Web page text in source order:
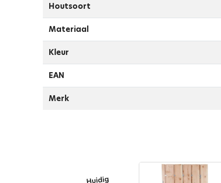
Houtsoort
Materiaal
Kleur
EAN
Merk